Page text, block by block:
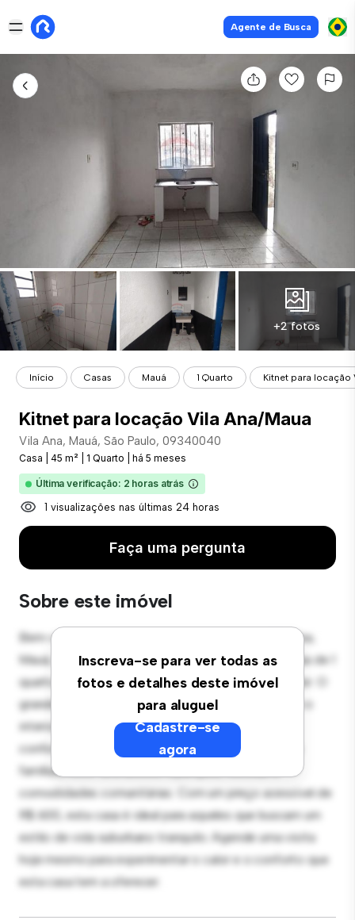
Agente de Busca
+2 fotos
Início Casas Mauá 1 Quarto Kitnet para locação
Kitnet para locação Vila Ana/Maua
Vila Ana, Mauá, São Paulo, 09340040
Casa 45 m² 1 Quarto há 5 meses
Última verificação: 2 horas atrás
1 visualizações nas últimas 24 horas
Faça uma pergunta
Sobre este imóvel
Inscreva-se para ver todas as
fotos e detalhes deste imóvel
para aluguel
Cadastre-se
agora
Bem-vindo ao seu novo oásis suburbano em Vila Ana,
Mauá, São Paulo, 09340040! Esta encantadora casa de 1
quartos oferece um ambiente espaçoso e acolhedor. O
grande quintal é perfeito para reuniões ao ar livre, e o
interior aconchegante proporciona um retiro
confortável. Localizada em um bairro amigável para
famílias, você terá acesso a parques, escolas e
comodidades comunitárias. Com um preço acessível de
R$ 600, esta casa é ideal para aqueles que buscam um
estilo de vida suburbano tranquilo. Agende uma visita
hoje mesmo para experimentar o calor e o conforto que
esta casa tem a oferecer.